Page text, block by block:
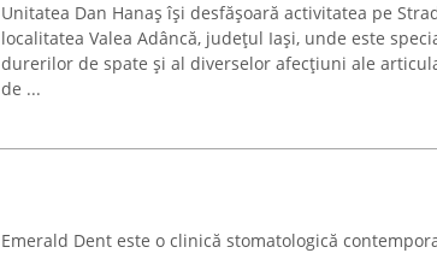
Unitatea Dan Hanaș își desfășoară activitatea pe
localitatea Valea Adâncă, județul Iași, unde este
durerilor de spate și al diverselor afecțiuni ale
de ...
Emerald Dent este o clinică stomatologică